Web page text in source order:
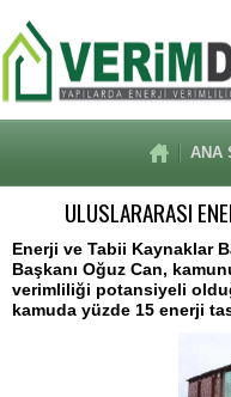
ANA
ULUSLARARASI
Enerji ve Tabii Kaynaklar
Başkanı Oğuz Can,
verimliliği potansiyeli
kamuda yüzde 15 enerji